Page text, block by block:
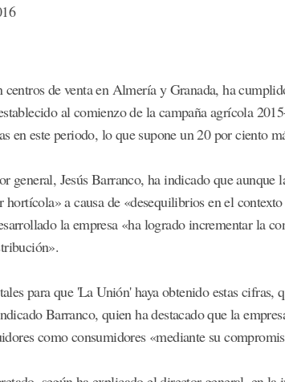
de venta en Almería y Granada, ha
al comienzo de la campaña agrícola
en este periodo, lo que supone un 20 por ciento
general, Jesús Barranco, ha indicado que aunque
hortícola» a causa de «desequilibrios en el
la empresa «ha logrado incrementar la
para que 'La Unión' haya obtenido estas cifras,
Barranco, quien ha destacado que la
como consumidores «mediante su